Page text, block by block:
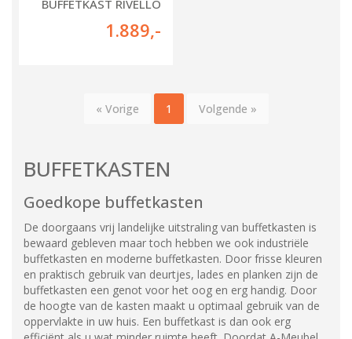
BUFFETKAST RIVELLO
1.889,-
« Vorige 1 Volgende »
BUFFETKASTEN
Goedkope buffetkasten
De doorgaans vrij landelijke uitstraling van buffetkasten is
bewaard gebleven maar toch hebben we ook industriële
buffetkasten en moderne buffetkasten. Door frisse kleuren
en praktisch gebruik van deurtjes, lades en planken zijn de
buffetkasten een genot voor het oog en erg handig. Door
de hoogte van de kasten maakt u optimaal gebruik van de
oppervlakte in uw huis. Een buffetkast is dan ook erg